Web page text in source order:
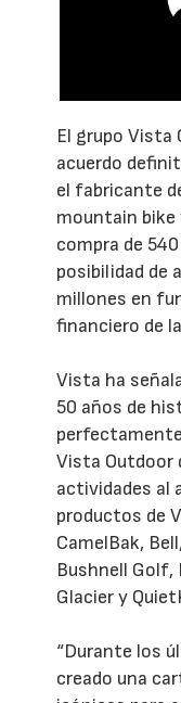
El grupo Vista
acuerdo
el fabricante
mountain bike
compra de
posibilidad de
millones en
financiero de
Vista ha
50 años de
Vista Outdoor
actividades al
productos de
CamelBak,
Bushnell
Glacier y
“Durante los
creado una